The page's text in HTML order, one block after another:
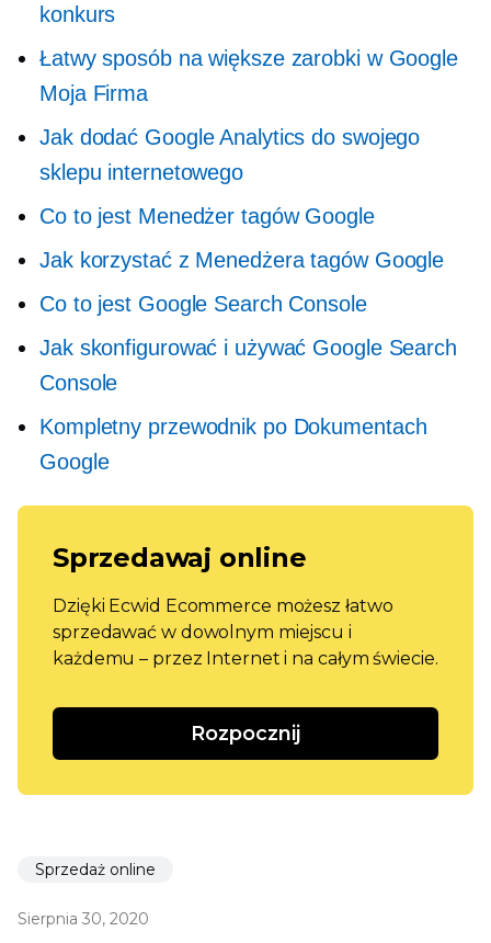
konkurs
Łatwy sposób na większe zarobki w Google
Moja Firma
Jak dodać Google Analytics do swojego
sklepu internetowego
Co to jest Menedżer tagów Google
Jak korzystać z Menedżera tagów Google
Co to jest Google Search Console
Jak skonfigurować i używać Google Search
Console
Kompletny przewodnik po Dokumentach
Google
Sprzedawaj online
Dzięki Ecwid Ecommerce możesz łatwo
sprzedawać w dowolnym miejscu i
każdemu – przez Internet i na całym świecie.
Rozpocznij
Sprzedaż online
Sierpnia 30, 2020